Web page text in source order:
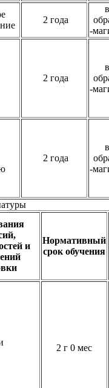
2 года
-
2 года
-
2 года
-
и
Нормативный
срок обучения
2 г 0 мес